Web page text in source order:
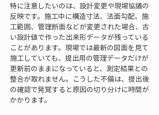
特に注意したいのは、設計変更や現場協議の
反映です。施工中に構造寸法、法面勾配、施
工範囲、管理断面などが変更された場合、古
い設計値で作った出来形データが残っている
ことがあります。現場では最新の図面を見て
施工していても、提出用の管理データだけが
更新前のままになっていると、測定結果との
整合が取れません。こうした不備は、提出後
の確認で発覚すると原因の切り分けに時間が
かかります。